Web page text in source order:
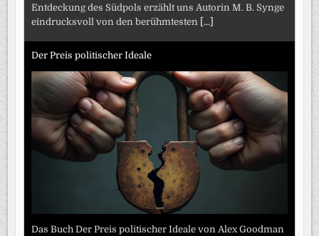
Entdeckung des Südpols erzählt uns Autorin M. B. Synge
eindrucksvoll von den berühmtesten [...]
Der Preis politischer Ideale
Das Buch Der Preis politischer Ideale von Alex Goodman